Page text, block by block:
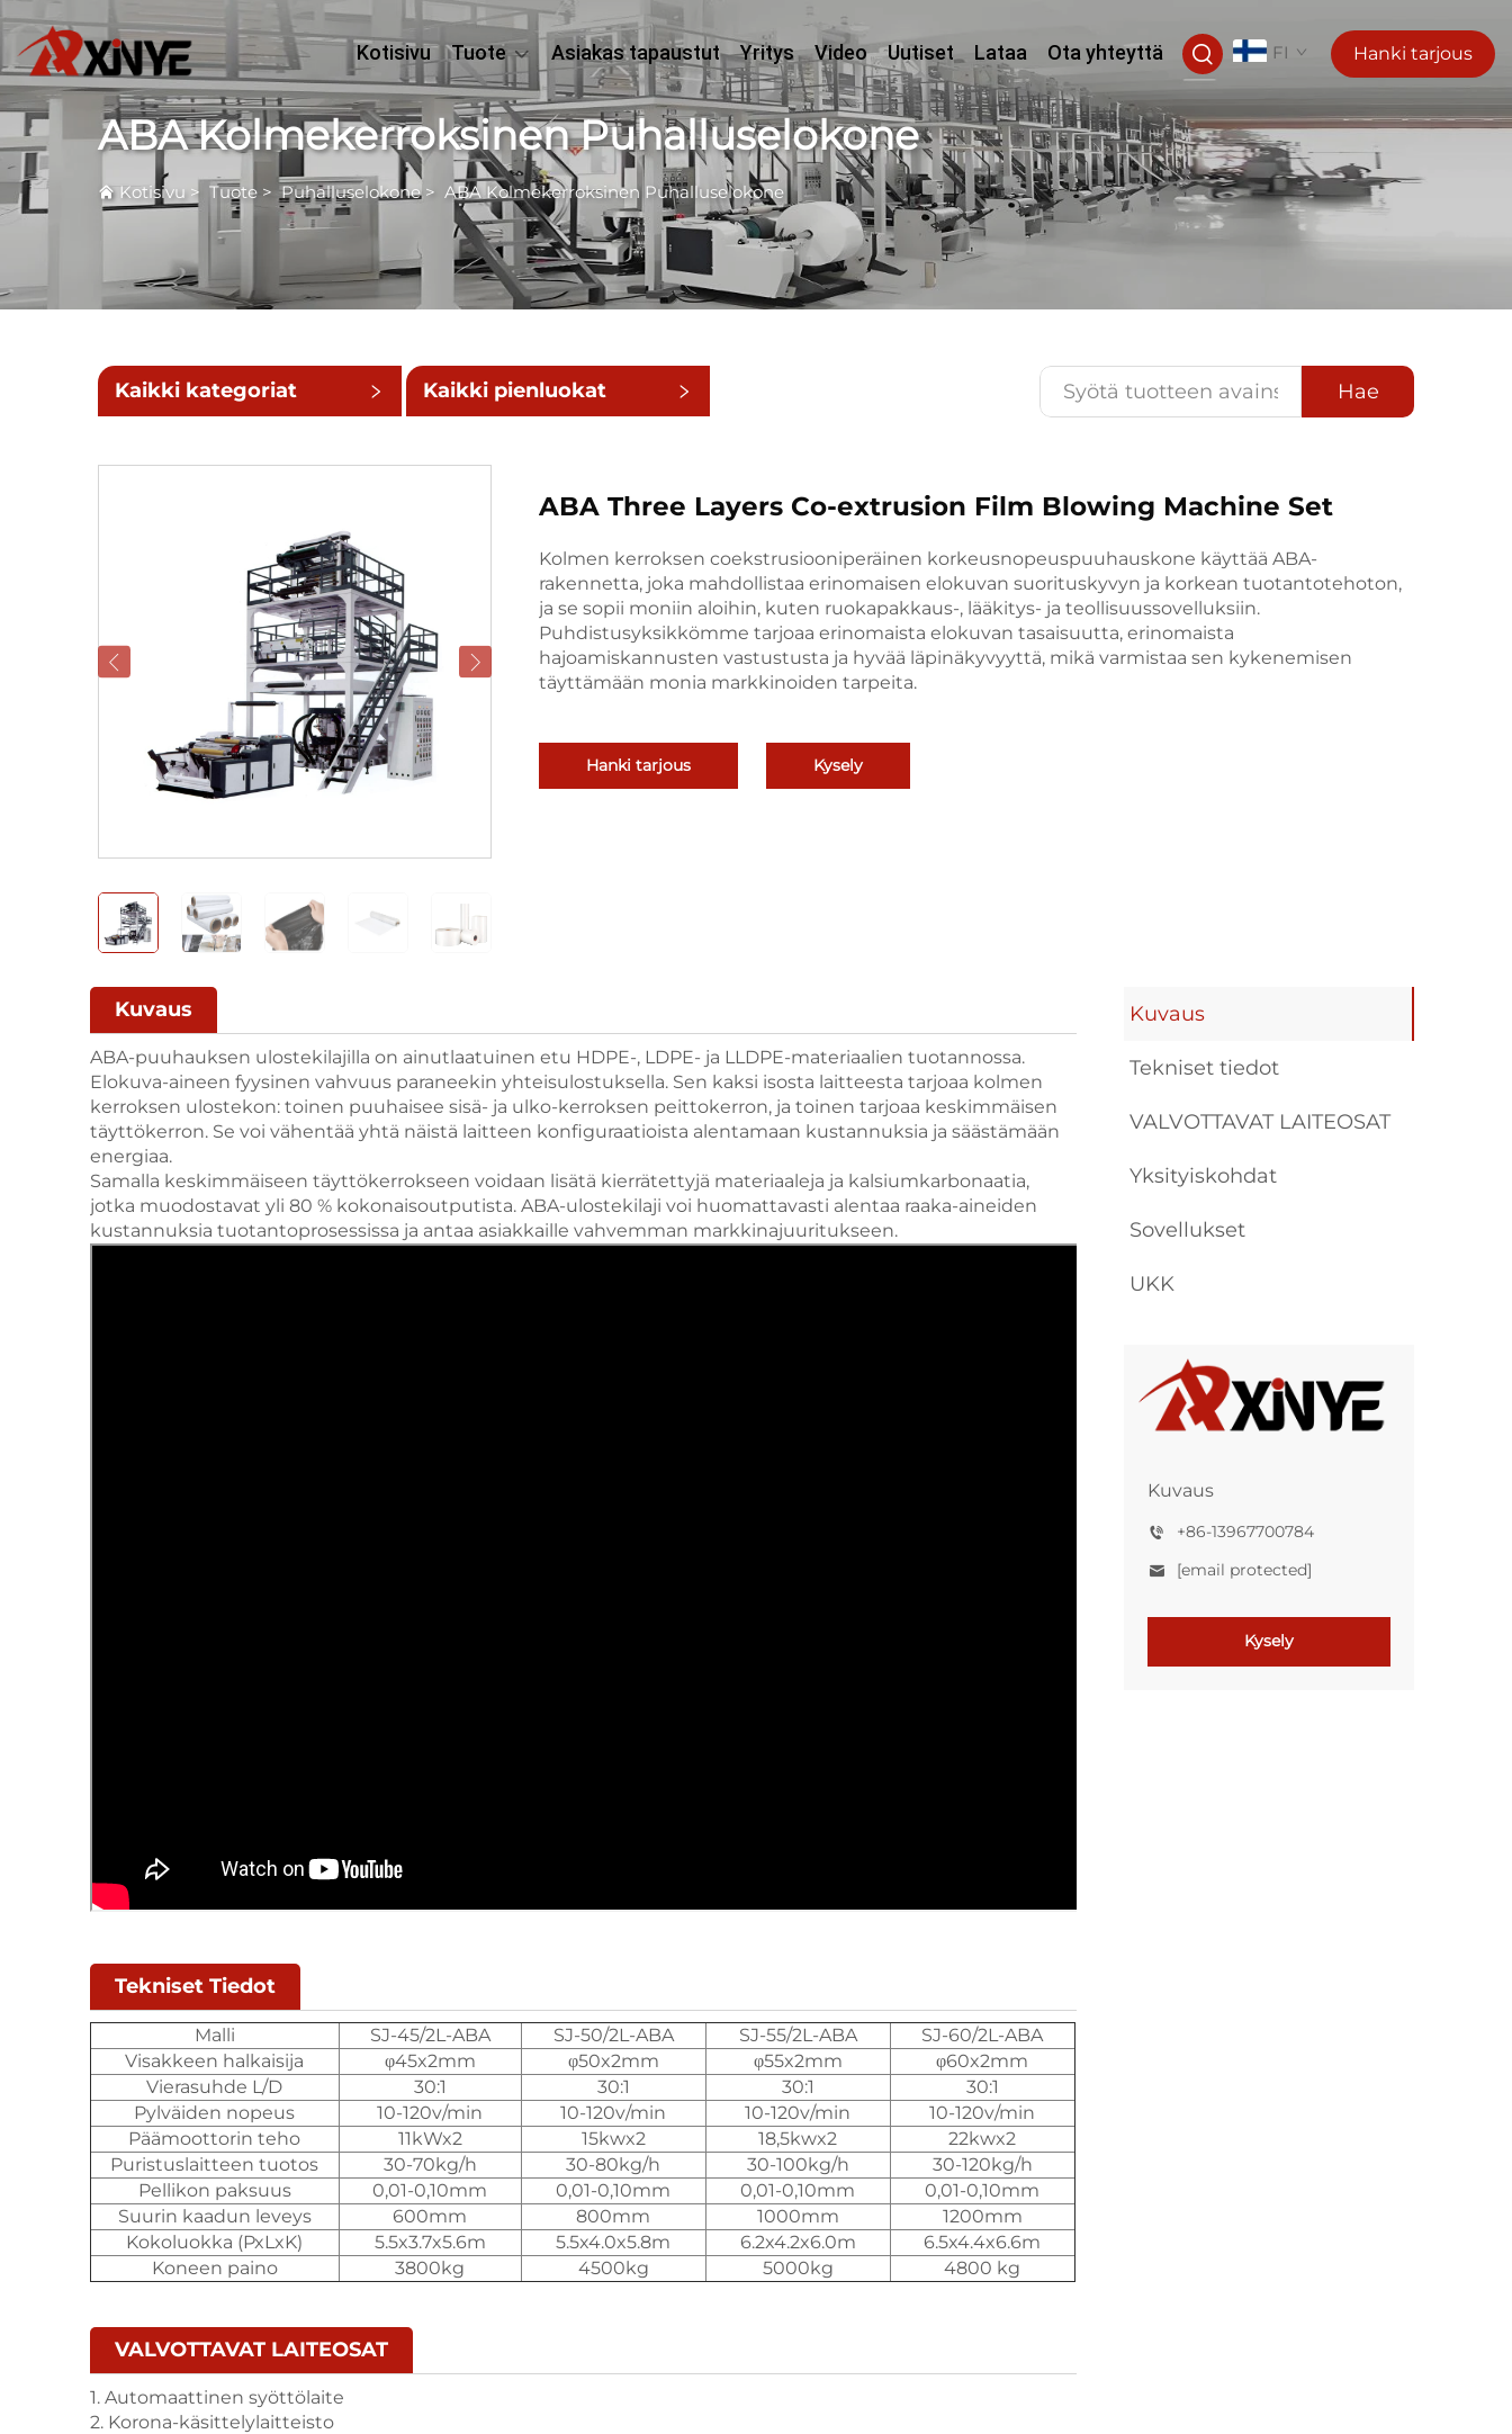
Kotisivu Tuote Asiakas tapaustut Yritys Video Uutiset Lataa Ota yhteyttä FI Hanki tarjous
ABA Kolmekerroksinen Puhalluselokone
Kotisivu > Tuote >Puhalluselokone> ABA Kolmekerroksinen Puhalluselokone
Kaikki kategoriat Kaikki pienluokat Hae
ABA Three Layers Co-extrusion Film Blowing Machine Set
Kolmen kerroksen coekstrusiooniperäinen korkeusnopeuspuuhauskone käyttää ABA-
rakennetta, joka mahdollistaa erinomaisen elokuvan suorituskyvyn ja korkean tuotantotehoton,
ja se sopii moniin aloihin, kuten ruokapakkaus-, lääkitys- ja teollisuussovelluksiin.
Puhdistusyksikkömme tarjoaa erinomaista elokuvan tasaisuutta, erinomaista
hajoamiskannusten vastustusta ja hyvää läpinäkyvyyttä, mikä varmistaa sen kykenemisen
täyttämään monia markkinoiden tarpeita.
Hanki tarjous Kysely
Kuvaus
Tekniset tiedot
VALVOTTAVAT LAITEOSAT
Yksityiskohdat
Sovellukset
UKK
Kuvaus
+86-13967700784
[email protected]
Kysely
Kuvaus
ABA-puuhauksen ulostekilajilla on ainutlaatuinen etu HDPE-, LDPE- ja LLDPE-materiaalien tuotannossa.
Elokuva-aineen fyysinen vahvuus paraneekin yhteisulostuksella. Sen kaksi isosta laitteesta tarjoaa kolmen
kerroksen ulostekon: toinen puuhaisee sisä- ja ulko-kerroksen peittokerron, ja toinen tarjoaa keskimmäisen
täyttökerron. Se voi vähentää yhtä näistä laitteen konfiguraatioista alentamaan kustannuksia ja säästämään
energiaa.
Samalla keskimmäiseen täyttökerrokseen voidaan lisätä kierrätettyjä materiaaleja ja kalsiumkarbonaatia,
jotka muodostavat yli 80 % kokonaisoutputista. ABA-ulostekilaji voi huomattavasti alentaa raaka-aineiden
kustannuksia tuotantoprosessissa ja antaa asiakkaille vahvemman markkinajuuritukseen.
Tekniset Tiedot
Malli SJ-45/2L-ABA SJ-50/2L-ABA SJ-55/2L-ABA
SJ-60/2L-ABA
Visakkeen halkaisija
φ45x2mm φ50x2mm φ55x2mm
φ60x2mm
Vierasuhde L/D
30:1 30:1 30:1
30:1
Pylväiden nopeus
10-120v/min 10-120v/min 10-120v/min
10-120v/min
Päämoottorin teho
11kWx2 15kwx2 18,5kwx2
22kwx2
Puristuslaitteen tuotos
30-70kg/h 30-80kg/h 30-100kg/h
30-120kg/h
Pellikon paksuus
0,01-0,10mm 0,01-0,10mm 0,01-0,10mm
0,01-0,10mm
Suurin kaadun leveys
600mm 800mm 1000mm
1200mm
Kokoluokka (PxLxK)
5.5x3.7x5.6m 5.5x4.0x5.8m 6.2x4.2x6.0m
6.5x4.4x6.6m
Koneen paino
3800kg 4500kg 5000kg 4800 kg
VALVOTTAVAT LAITEOSAT
1. Automaattinen syöttölaite
2. Korona-käsittelylaitteisto